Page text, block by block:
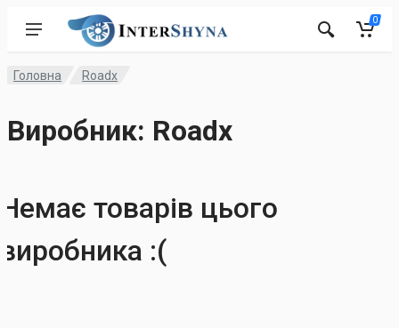
0
Головна Roadx
Виробник: Roadx
Немає товарів цього
виробника :(